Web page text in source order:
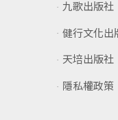
九歌出版社
健行文化出
天培出版社
隱私權政策